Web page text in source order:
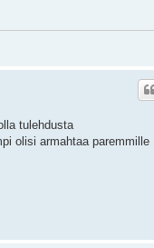
tulehdusta
olisi armahtaa paremmille